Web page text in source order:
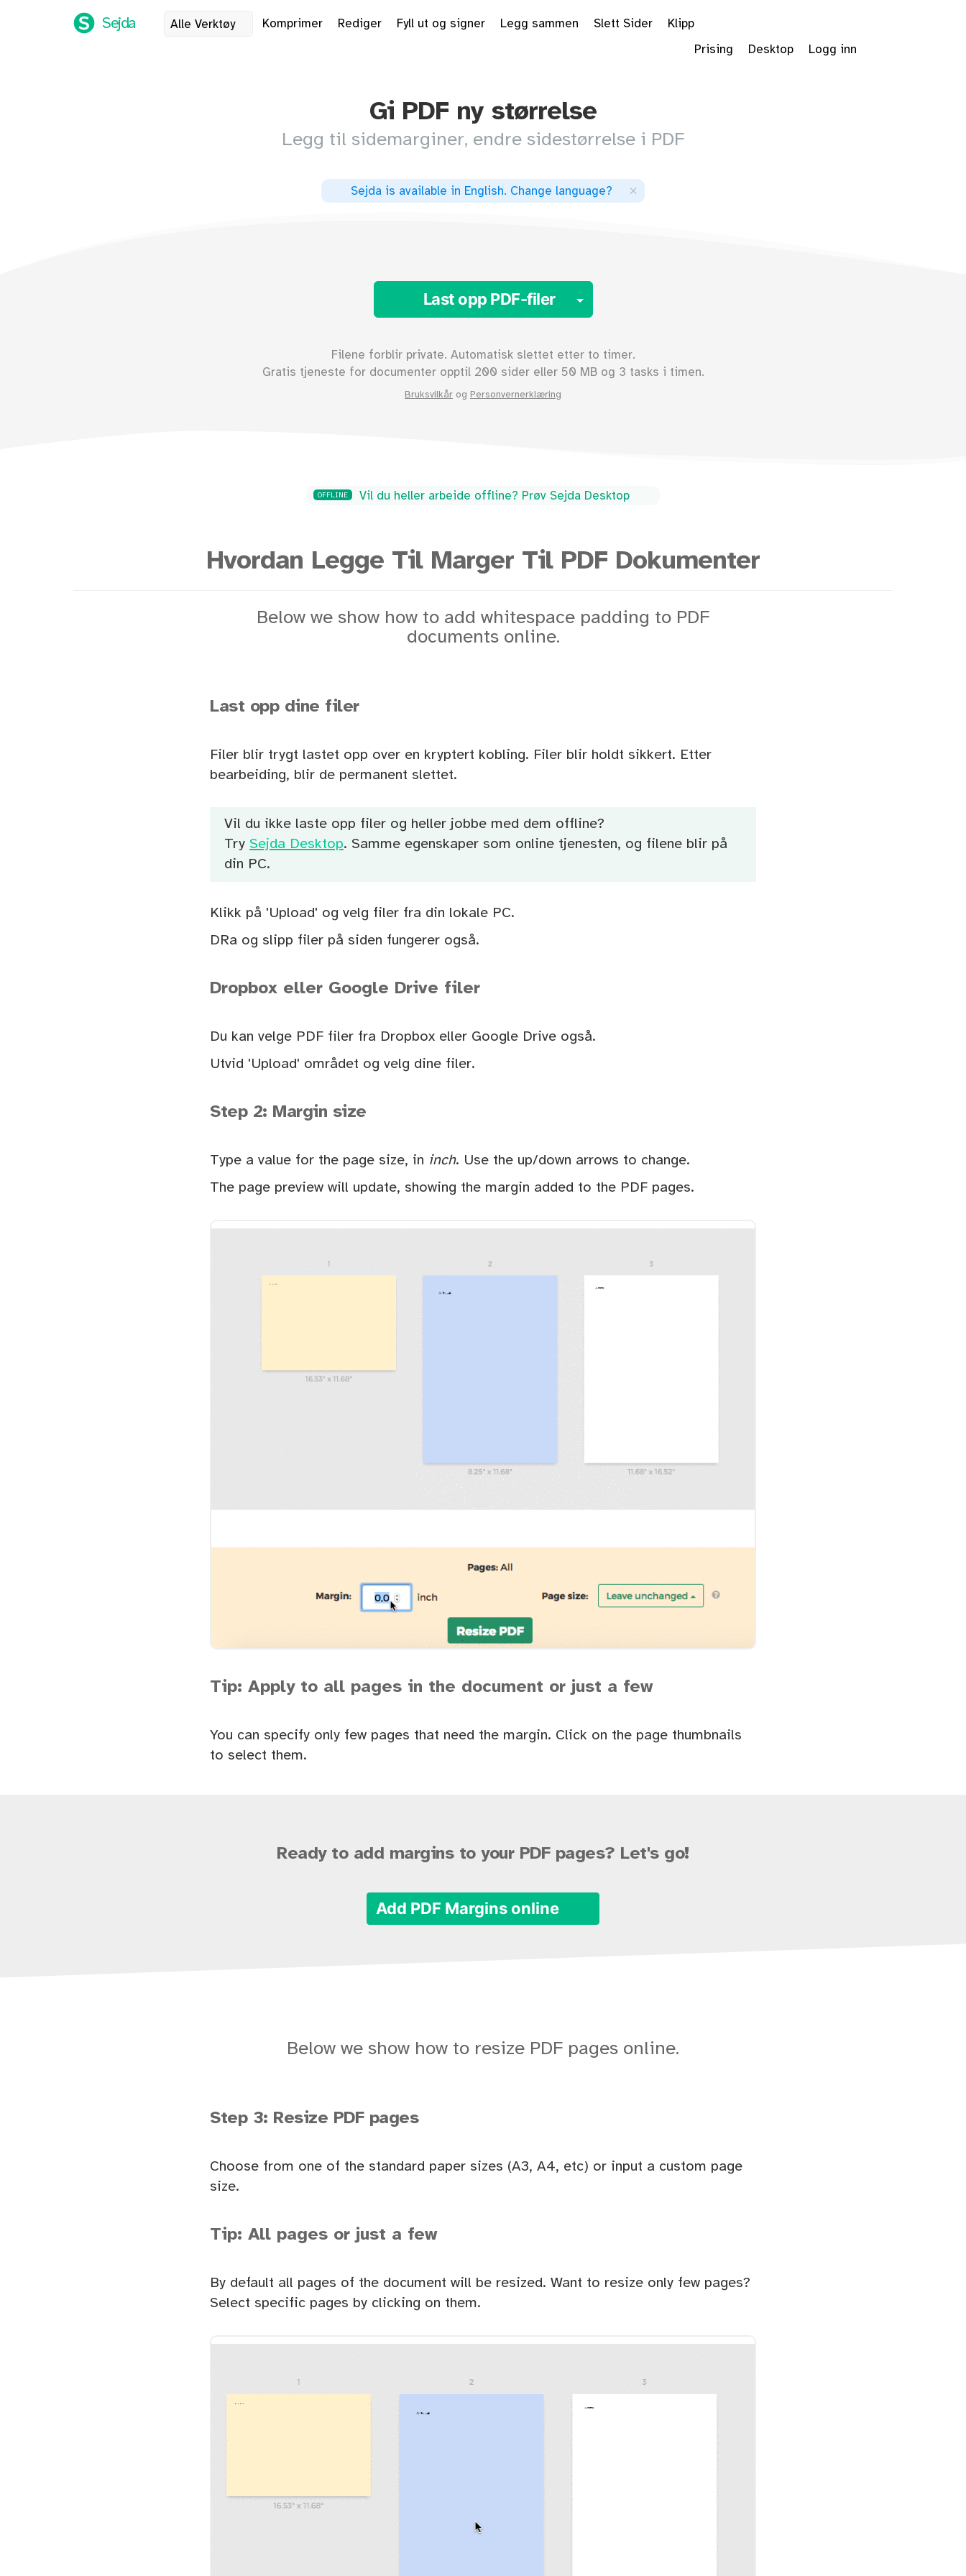
Sejda Alle Verktøy Komprimer Rediger Fyll ut og signer Legg sammen Slett Sider
Klipp
Prising
Desktop Logg inn
Gi PDF ny størrelse
Legg til sidemarginer, endre sidestørrelse i PDF
Sejda is available in English. Change language? ×
Last opp PDF-filer Toggle Dropdown
Filene forblir private. Automatisk slettet etter to timer.
Gratis tjeneste for documenter opptil 200 sider eller 50 MB og 3 tasks i timen.
Bruksvilkår og Personvernerklæring
OFFLINE Vil du heller arbeide offline? Prøv Sejda Desktop
Hvordan Legge Til Marger Til PDF Dokumenter
Below we show how to add whitespace padding to PDF
documents online.
Last opp dine filer
Filer blir trygt lastet opp over en kryptert kobling. Filer blir holdt sikkert. Etter
bearbeiding, blir de permanent slettet.
Vil du ikke laste opp filer og heller jobbe med dem offline?
Try Sejda Desktop. Samme egenskaper som online tjenesten, og filene blir på
din PC.
Klikk på 'Upload' og velg filer fra din lokale PC.
DRa og slipp filer på siden fungerer også.
Dropbox eller Google Drive filer
Du kan velge PDF filer fra Dropbox eller Google Drive også.
Utvid 'Upload' området og velg dine filer.
Step 2: Margin size
Type a value for the page size, in inch. Use the up/down arrows to change.
The page preview will update, showing the margin added to the PDF pages.
Tip: Apply to all pages in the document or just a few
You can specify only few pages that need the margin. Click on the page thumbnails
to select them.
Ready to add margins to your PDF pages? Let's go!
Add PDF Margins online
Below we show how to resize PDF pages online.
Step 3: Resize PDF pages
Choose from one of the standard paper sizes (A3, A4, etc) or input a custom page
size.
Tip: All pages or just a few
By default all pages of the document will be resized. Want to resize only few pages?
Select specific pages by clicking on them.